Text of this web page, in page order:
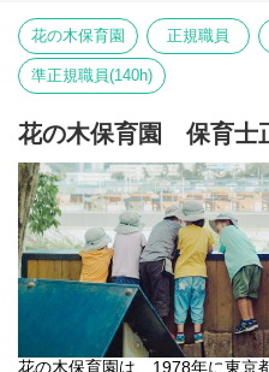
花の木保育園 正規職員
準正規職員(140h)
花の木保育園 保育士
花の木保育園は、1978年に東京